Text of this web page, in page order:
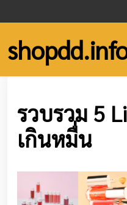
to
content
รวบรวม 5
เกินหมื่น